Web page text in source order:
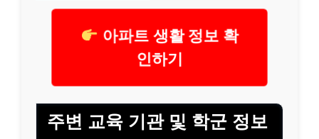
아파트 생활 정보 확
인하기
주변 교육 기관 및 학군 정보